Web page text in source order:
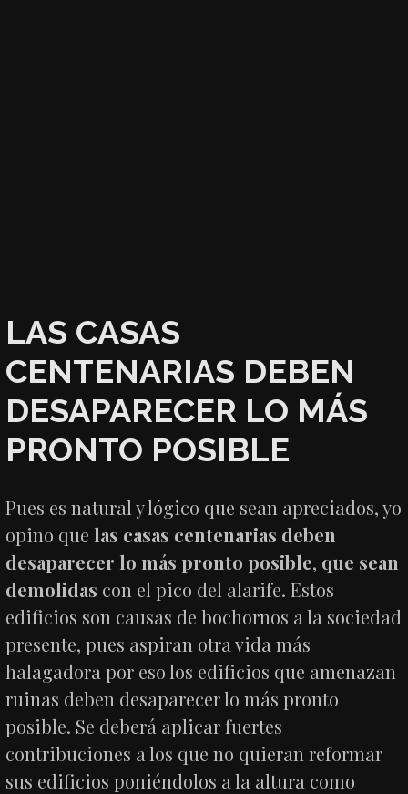
LAS CASAS
CENTENARIAS DEBEN
DESAPARECER LO MÁS
PRONTO POSIBLE
Pues es natural y lógico que sean apreciados, yo
opino que las casas centenarias deben
desaparecer lo más pronto posible, que sean
demolidas con el pico del alarife. Estos
edificios son causas de bochornos a la sociedad
presente, pues aspiran otra vida más
halagadora por eso los edificios que amenazan
ruinas deben desaparecer lo más pronto
posible. Se deberá aplicar fuertes
contribuciones a los que no quieran reformar
sus edificios poniéndolos a la altura como